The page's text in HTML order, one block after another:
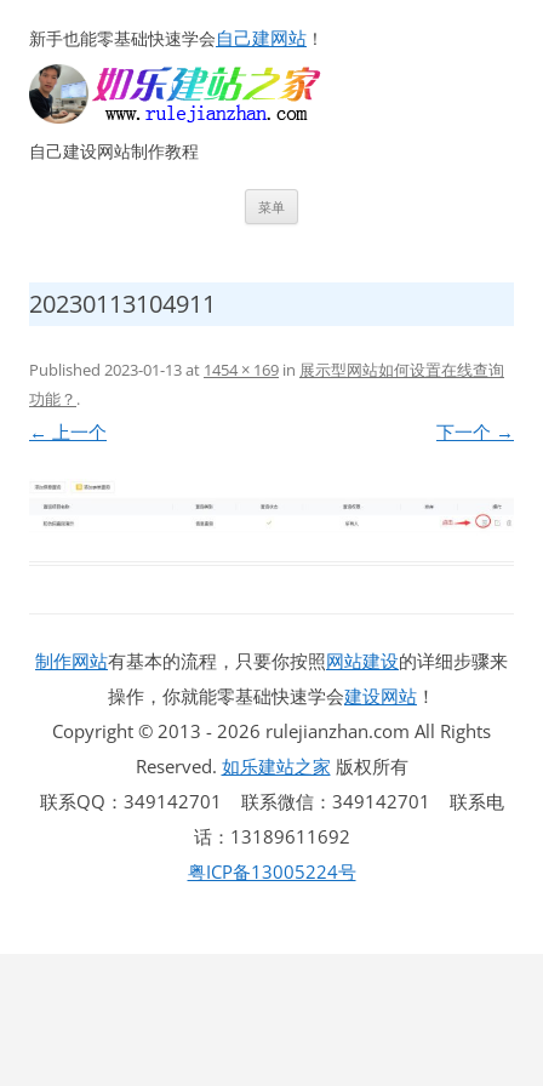
新手也能零基础快速学会自己建网站 ！
自己建设网站制作教程
菜单
20230113104911
Published 2023-01-13at 1454 × 169 in 展示型网站如何设置在线查询
功能？ .
← 上一个 下一个 →
制作网站有基本的流程，只要你按照网站建设的详细步骤来
操作，你就能零基础快速学会建设网站 ！
Copyright © 2013 - 2026 rulejianzhan.com All Rights
Reserved. 如乐建站之家 版权所有
联系QQ：349142701 联系微信：349142701 联系电
话：13189611692
粤ICP备13005224号